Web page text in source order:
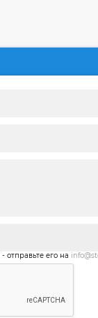
его на